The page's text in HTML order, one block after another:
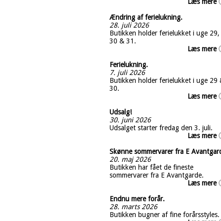
Ændring af ferielukning.
28. juli 2026
Butikken holder ferielukket i uge 29,
30 & 31.
Læs mere
Ferielukning.
7. juli 2026
Butikken holder ferielukket i uge 29
30.
Læs mere
Udsalg!
30. juni 2026
Udsalget starter fredag den 3. juli.
Læs mere
Skønne sommervarer fra E
20. maj 2026
Butikken har fået de fineste
sommervarer fra E Avantgarde.
Læs mere
Endnu mere forår.
28. marts 2026
Butikken bugner af fine forårsstyles.